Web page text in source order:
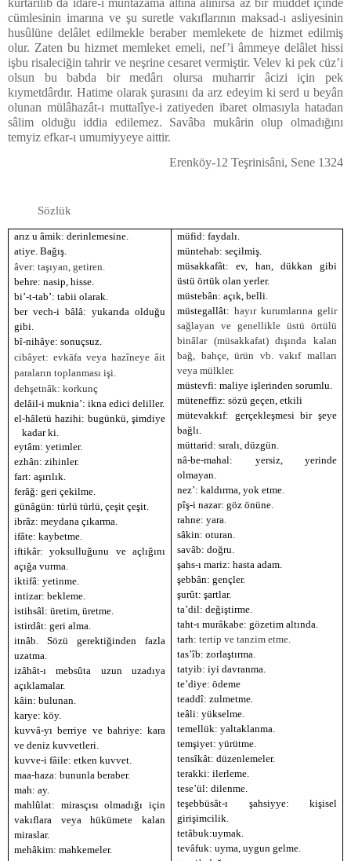
cümlesinin imarına ve şu suretle vakıflarının maksad-ı asliyesinin
husûlüne delâlet edilmekle beraber memlekete de hizmet edilmiş
olur. Zaten bu hizmet memleket emeli, nef’i âmmeye delâlet hissi
işbu risaleciğin tahrir ve neşrine cesaret vermiştir. Velev ki pek cüz’i
olsun bu babda bir medârı olursa muharrir âcizi için pek
kıymetdârdır. Hatime olarak şurasını da arz edeyim ki serd u beyân
olunan mülâhazât-ı muttalîye-i zatiyeden ibaret olmasıyla hatadan
sâlim olduğu iddia edilemez. Savâba mukârin olup olmadığını
temyiz efkar-ı umumiyyeye aittir.
Erenköy-12 Teşrinisâni, Sene 1324
Sözlük
arız u âmik: derinlemesine.
atiye. Bağış.
âver: taşıyan, getiren.
behre: nasip, hisse.
bi’-t-tab’: tabii olarak.
ber vech-i bâlâ: yukarıda olduğu
gibi.
bî-nihâye: sonuçsuz.
cibâyet: evkāfa veya hazîneye âit
paraların toplanması işi.
dehşetnâk: korkunç
delâil-i muknia’: ikna edici deliller.
el-hâletü hazihi: bugünkü, şimdiye
kadar ki.
eytâm: yetimler.
ezhân: zihinler.
fart: aşırılık.
ferâğ: geri çekilme.
günâgün: türlü türlü, çeşit çeşit.
ibrâz: meydana çıkarma.
ifâte: kaybetme.
iftikâr: yoksulluğunu ve açlığını
açığa vurma.
iktifâ: yetinme.
intizar: bekleme.
istihsâl: üretim, üretme.
istirdât: geri alma.
itnâb. Sözü gerektiğinden fazla
uzatma.
izâhât-ı mebsûta uzun uzadıya
açıklamalar.
kâin: bulunan.
karye: köy.
kuvvâ-yı berriye ve bahriye: kara
ve deniz kuvvetleri.
kuvve-i fâile: etken kuvvet.
maa-haza: bununla beraber.
mah: ay.
mahlûlat: mirasçısı olmadığı için
vakıflara veya hükümete kalan
miraslar.
mehâkim: mahkemeler.
müfid: faydalı.
müntehab: seçilmiş.
müsakkafât: ev, han, dükkan gibi
üstü örtük olan yerler.
müstebân: açık, belli.
müstegallât:hayır kurumlarına gelir
sağlayan ve genellikle üstü örtülü
binâlar (müsakkafat) dışında kalan
bağ, bahçe, ürün vb. vakıf malları
veya mülkler.
müstevfi: maliye işlerinden sorumlu.
müteneffiz: sözü geçen, etkili
mütevakkıf: gerçekleşmesi bir şeye
bağlı.
müttarid: sıralı, düzgün.
nâ-be-mahal: yersiz, yerinde
olmayan.
nez’: kaldırma, yok etme.
pîş-i nazar: göz önüne.
rahne: yara.
sâkin: oturan.
savâb: doğru.
şahs-ı mariz: hasta adam.
şebbân: gençler.
şurût: şartlar.
ta’dil: değiştirme.
taht-ı murâkabe: gözetim altında.
tarh:tertip ve tanzim etme.
tas’îb: zorlaştırma.
tatyib: iyi davranma.
te’diye: ödeme
teaddî: zulmetme.
teâli: yükselme.
temellük: yaltaklanma.
temşiyet: yürütme.
tensîkât: düzenlemeler.
terakki: ilerleme.
tese’ül: dilenme.
teşebbüsât-ı şahsiyye: kişisel
girişimcilik.
tetâbuk:uymak.
tevâfuk: uyma, uygun gelme.